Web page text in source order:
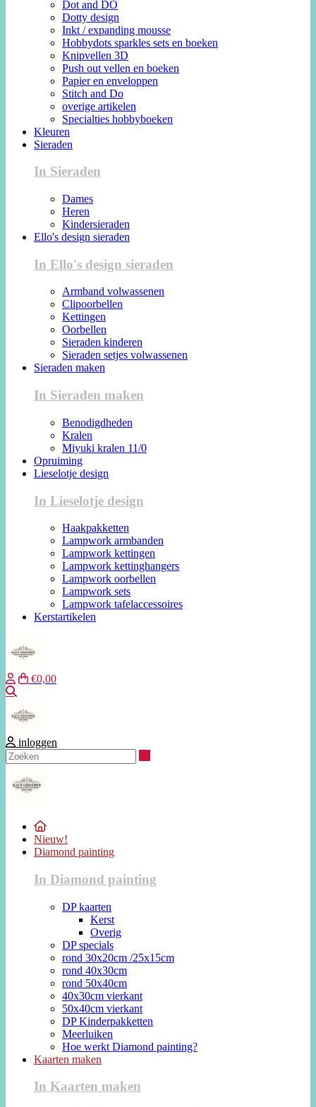
Dot and DO
Dotty design
Inkt / expanding mousse
Hobbydots sparkles sets en boeken
Knipvellen 3D
Push out vellen en boeken
Papier en enveloppen
Stitch and Do
overige artikelen
Specialties hobbyboeken
Kleuren
Sieraden
In Sieraden
Dames
Heren
Kindersieraden
Ello's design sieraden
In Ello's design sieraden
Armband volwassenen
Clipoorbellen
Kettingen
Oorbellen
Sieraden kinderen
Sieraden setjes volwassenen
Sieraden maken
In Sieraden maken
Benodigdheden
Kralen
Miyuki kralen 11/0
Opruiming
Lieselotje design
In Lieselotje design
Haakpakketten
Lampwork armbanden
Lampwork kettingen
Lampwork kettinghangers
Lampwork oorbellen
Lampwork sets
Lampwork tafelaccessoires
Kerstartikelen
€0,00
inloggen
Nieuw!
Diamond painting
In Diamond painting
DP kaarten
Kerst
Overig
DP specials
rond 30x20cm /25x15cm
rond 40x30cm
rond 50x40cm
40x30cm vierkant
50x40cm vierkant
DP Kinderpakketten
Meerluiken
Hoe werkt Diamond painting?
Kaarten maken
In Kaarten maken